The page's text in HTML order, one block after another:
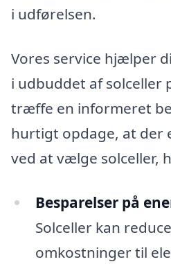
i udførelsen.
Vores service hjælper
i udbuddet af solceller
træffe en informeret
hurtigt opdage, at der
ved at vælge solceller,
Besparelser på
Solceller kan
omkostninger til